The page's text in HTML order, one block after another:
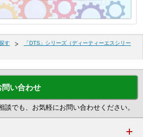
す
「DTS」シリーズ（ディーティーエスシリー
問い合わせ
談でも、お気軽にお問い合わせください。